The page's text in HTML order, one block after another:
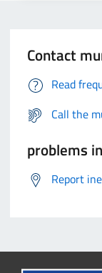
Contact
Read
Call the
problems
Report